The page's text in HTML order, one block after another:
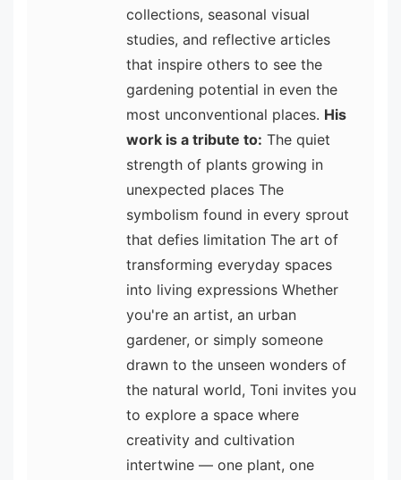
collections, seasonal visual
studies, and reflective articles
that inspire others to see the
gardening potential in even the
most unconventional places. His
work is a tribute to: The quiet
strength of plants growing in
unexpected places The
symbolism found in every sprout
that defies limitation The art of
transforming everyday spaces
into living expressions Whether
you're an artist, an urban
gardener, or simply someone
drawn to the unseen wonders of
the natural world, Toni invites you
to explore a space where
creativity and cultivation
intertwine — one plant, one